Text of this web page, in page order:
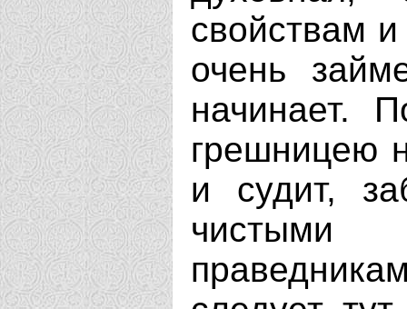
свойствам
очень
начинает.
грешницею
и судит,